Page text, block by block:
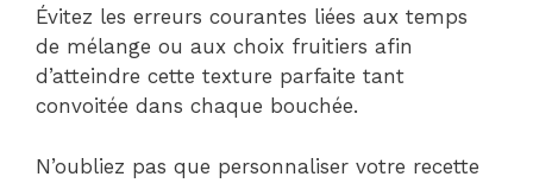
Évitez les erreurs courantes liées aux temps
de mélange ou aux choix fruitiers afin
d’atteindre cette texture parfaite tant
convoitée dans chaque bouchée.
N’oubliez pas que personnaliser votre recette